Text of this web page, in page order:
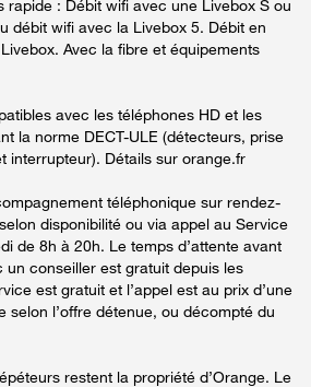
rapide : Débit wifi avec une Livebox S ou
débit wifi avec la Livebox 5. Débit en
Avec la fibre et équipements
avec les téléphones HD et les
la norme DECT-ULE (détecteurs, prise
interrupteur). Détails sur orange.fr
téléphonique sur rendez-
disponibilité ou via appel au Service
de 8h à 20h. Le temps d’attente avant
un conseiller est gratuit depuis les
est gratuit et l’appel est au prix d’une
selon l’offre détenue, ou décompté du
restent la propriété d’Orange. Le